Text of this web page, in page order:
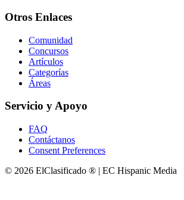
Otros Enlaces
Comunidad
Concursos
Artículos
Categorías
Áreas
Servicio y Apoyo
FAQ
Contáctanos
Consent Preferences
© 2026 ElClasificado ® | EC Hispanic Media